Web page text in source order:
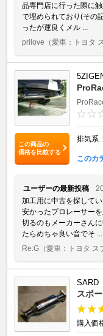
品専門店に行った際に
で埋められており(その
ったが運良くメル ...
prilove （愛車：トヨタ
この商品の
価格を比較する
排気系
このカ
ユーザーの最新投稿
加工用に中古を探して
安かったプロレーサー
切るのもメーカーさん
たらめちゃ良い音でそ ...
Re:G （愛車：トヨタ ス
SARD
スポ
購入価